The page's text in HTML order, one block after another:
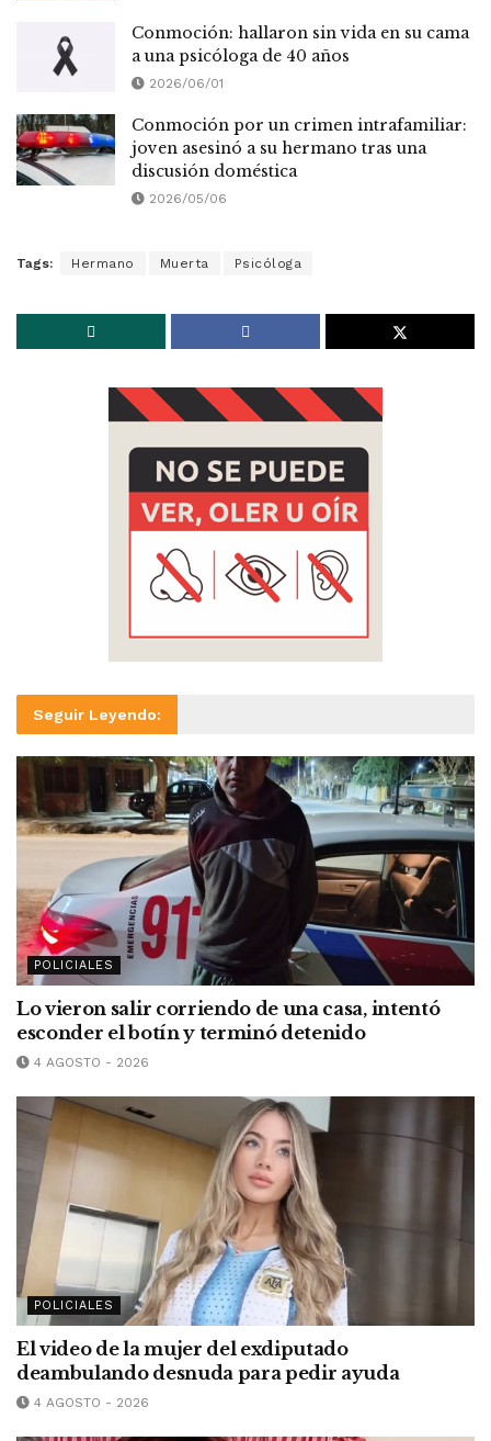
Conmoción: hallaron sin vida en su cama
a una psicóloga de 40 años
2026/06/01
Conmoción por un crimen intrafamiliar:
joven asesinó a su hermano tras una
discusión doméstica
2026/05/06
Tags: Hermano Muerta Psicóloga
Seguir Leyendo:
POLICIALES
Lo vieron salir corriendo de una casa, intentó
esconder el botín y terminó detenido
4 AGOSTO - 2026
POLICIALES
El video de la mujer del exdiputado
deambulando desnuda para pedir ayuda
4 AGOSTO - 2026